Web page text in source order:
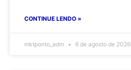
CONTINUE LENDO »
mktponto_adm 6 de agosto de 2026